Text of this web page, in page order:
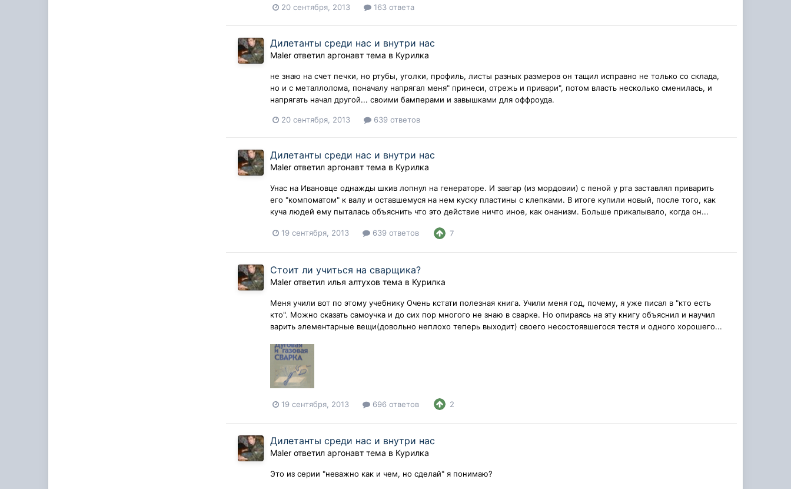
20 сентября, 2013 163 ответа
Дилетанты среди нас и внутри нас
Maler ответиларгонавт тема в Курилка
не знаю на счет печки, но ртубы, уголки, профиль, листы разных размеров он тащил исправно не только со склада,
но и с металлолома, поначалу напрягал меня" принеси, отрежь и привари", потом власть несколько сменилась, и
напрягать начал другой... своими бамперами и завышками для оффроуда.
20 сентября, 2013 639 ответов
Дилетанты среди нас и внутри нас
Maler ответиларгонавт тема в Курилка
Унас на Ивановце однажды шкив лопнул на генераторе. И завгар (из мордовии) с пеной у рта заставлял приварить
его "компоматом" к валу и оставшемуся на нем куску пластины с клепками. В итоге купили новый, после того, как
куча людей ему пыталась объяснить что это действие ничто иное, как онанизм. Больше прикалывало, когда он...
19 сентября, 2013 639 ответов 7
Стоит ли учиться на сварщика?
Maler ответил илья алтухов тема в Курилка
Меня учили вот по этому учебнику Очень кстати полезная книга. Учили меня год, почему, я уже писал в "кто есть
кто". Можно сказать самоучка и до сих пор многого не знаю в сварке. Но опираясь на эту книгу объяснил и научил
варить элементарные вещи(довольно неплохо теперь выходит) своего несостоявшегося тестя и одного хорошего...
19 сентября, 2013 696 ответов 2
Дилетанты среди нас и внутри нас
Maler ответиларгонавт тема в Курилка
Это из серии "неважно как и чем, но сделай" я понимаю?